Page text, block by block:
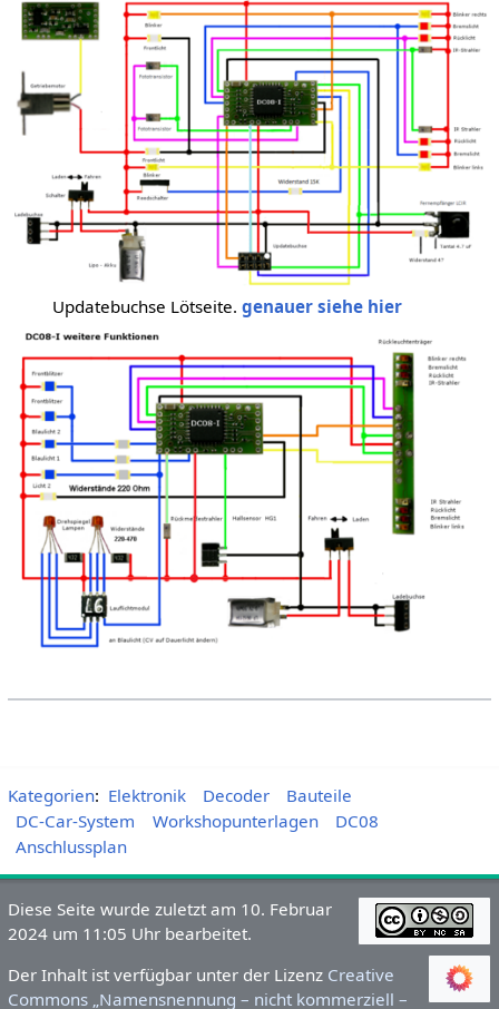
Updatebuchse Lötseite. genauer siehe hier
Kategorien: Elektronik Decoder
Bauteile
DC-Car-System
Workshopunterlagen
DC08
Anschlussplan
Diese Seite wurde zuletzt am 10. Februar
2024 um 11:05 Uhr bearbeitet.
Der Inhalt ist verfügbar unter der Lizenz Creative
Commons „Namensnennung – nicht kommerziell –